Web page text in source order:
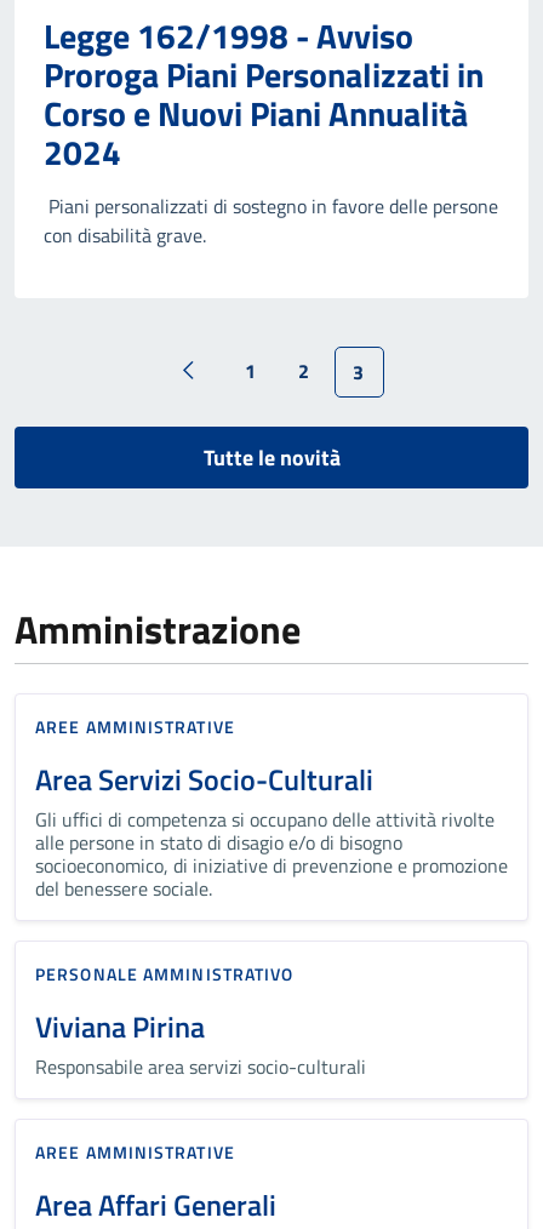
Legge 162/1998 - Avviso
Proroga Piani Personalizzati in
Corso e Nuovi Piani Annualità
2024
Piani personalizzati di sostegno in favore delle persone
con disabilità grave.
1 2 3
Tutte le novità
Amministrazione
AREE AMMINISTRATIVE
Area Servizi Socio-Culturali
Gli uffici di competenza si occupano delle attività rivolte
alle persone in stato di disagio e/o di bisogno
socioeconomico, di iniziative di prevenzione e promozione
del benessere sociale.
PERSONALE AMMINISTRATIVO
Viviana Pirina
Responsabile area servizi socio-culturali
AREE AMMINISTRATIVE
Area Affari Generali